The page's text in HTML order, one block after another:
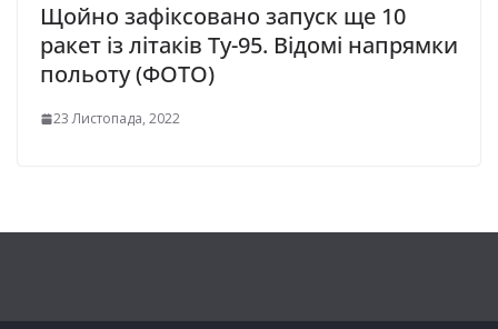
Щойно зафіксовано запуск ще 10
ракет із літаків Ту-95. Відомі напрямки
польоту (ФОТО)
23 Листопада, 2022